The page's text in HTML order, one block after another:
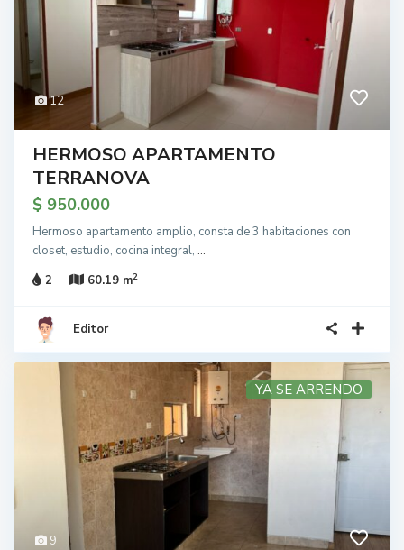
12
HERMOSO APARTAMENTO
TERRANOVA
$ 950.000
Hermoso apartamento amplio, consta de 3 habitaciones con
closet, estudio, cocina integral, ...
2
60.19 m2
Editor
9
YA SE ARRENDO